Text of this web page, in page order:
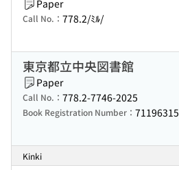
Paper
Call No.： 778.2/ﾐﾙ/
東京都立中央図書館
Paper
Call No.： 778.2-7746-2025
Book Registration Number：
Kinki